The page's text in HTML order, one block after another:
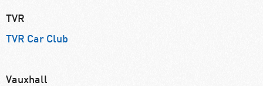
TVR
TVR Car Club
Vauxhall